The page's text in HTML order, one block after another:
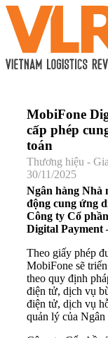
MobiFone
cấp phép
toán
Thương hiệu -
30/11/2025
Ngân hàng Nhà
động cung ứng
Công ty Cổ
Digital Payment
Theo giấy phép
MobiFone sẽ
theo quy định
điện tử, dịch vụ
điện tử, dịch vụ
quản lý của